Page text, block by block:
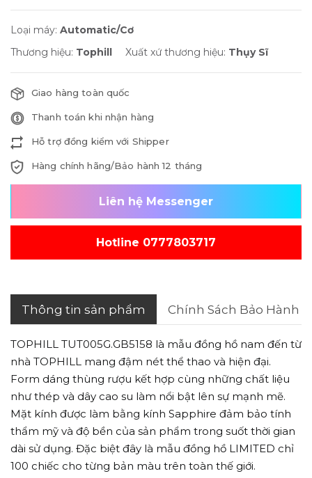
Loại máy: Automatic/Cơ
Thương hiệu: Tophill Xuất xứ thương hiệu: Thụy Sĩ
Giao hàng toàn quốc
Thanh toán khi nhận hàng
Hỗ trợ đồng kiểm với Shipper
Hàng chính hãng/Bảo hành 12 tháng
Liên hệ Messenger
Hotline 0777803717
Thông tin sản phẩm Chính Sách Bảo Hành
TOPHILL TUT005G.GB5158 là mẫu đồng hồ nam đến từ
nhà TOPHILL mang đậm nét thể thao và hiện đại.
Form dáng thùng rượu kết hợp cùng những chất liệu
như thép và dây cao su làm nổi bật lên sự mạnh mẽ.
Mặt kính được làm bằng kính Sapphire đảm bảo tính
thẩm mỹ và độ bền của sản phẩm trong suốt thời gian
dài sử dụng. Đặc biệt đây là mẫu đồng hồ LIMITED chỉ
100 chiếc cho từng bản màu trên toàn thế giới.